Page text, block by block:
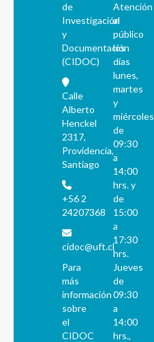
de
Investigación
y
Documentación
(CIDOC)
Calle
Alberto
Henckel
2317,
Providencia,
Santiago
+56 2
24207368
cidoc@uft.cl
Para
más
información
sobre
el
CIDOC
Atención
al
público
los
días
lunes,
martes
y
miércoles
de
09:30
a
14:00
hrs. y
de
15:00
a
17:30
hrs.
Jueves
de
09:30
a
14:00
hrs.,